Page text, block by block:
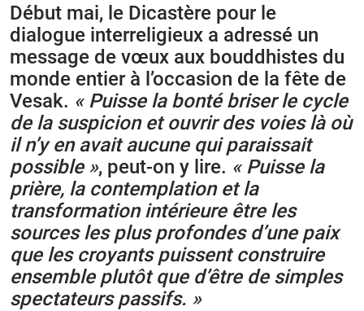
Début mai, le Dicastère pour le
dialogue interreligieux a adressé un
message de vœux aux bouddhistes du
monde entier à l’occasion de la fête de
Vesak. « Puisse la bonté briser le cycle
de la suspicion et ouvrir des voies là où
il n’y en avait aucune qui paraissait
possible », peut-on y lire. « Puisse la
prière, la contemplation et la
transformation intérieure être les
sources les plus profondes d’une paix
que les croyants puissent construire
ensemble plutôt que d’être de simples
spectateurs passifs. »